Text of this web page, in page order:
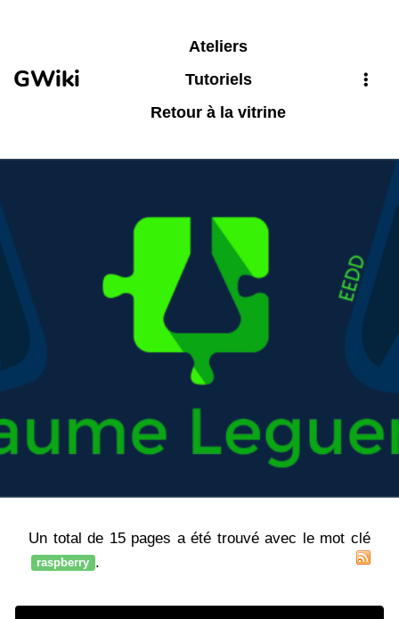
GWiki
Ateliers
Tutoriels
Retour à la vitrine
Un total de 15 pages a été trouvé avec le mot clé
raspberry .